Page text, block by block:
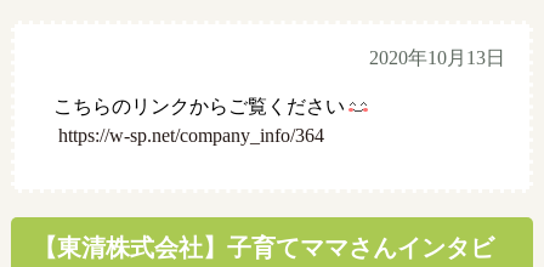
2020年10月13日
こちらのリンクからご覧ください
https://w-sp.net/company_info/364
【東清株式会社】子育てママさんインタビ